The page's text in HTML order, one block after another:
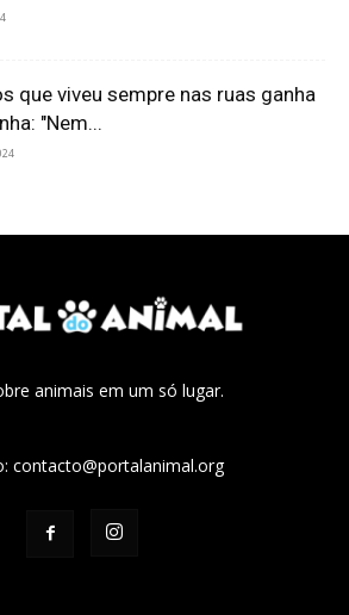
que viveu sempre nas ruas ganha
"Nem...
animais em um só lugar.
contacto@portalanimal.org